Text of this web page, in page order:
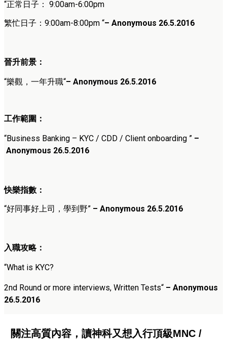
“正常日子： 9:00am-6:00pm
繁忙日子：9:00am-8:00pm “– Anonymous 26.5.2016
晉升前景：
“樂觀，一年升職“– Anonymous 26.5.2016
工作範圍：
“Business Banking – KYC / CDD / Client onboarding ” –
Anonymous 26.5.2016
快樂指數：
“好同事好上司，學到野” – Anonymous 26.5.2016
入職攻略：
“What is KYC?
2nd Round or more interviews, Written Tests“ – Anonymous
26.5.2016
關注高質內容，讀神科又想入行頂級MNC /